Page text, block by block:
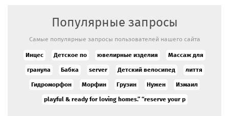
Популярные запросы
Самые популярные запросы пользователей нашего сайта
Инцес Детское по ювелирные изделия Массаж для
гранула Бабка server Детский велосипед лиття
Гидроморфон Морфин Грузин Нужен Измаил
playful & ready for loving homes.” “reserve your p